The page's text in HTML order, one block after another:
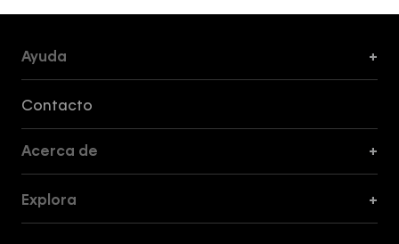
Ayuda +
Contacto
Acerca de +
Explora +